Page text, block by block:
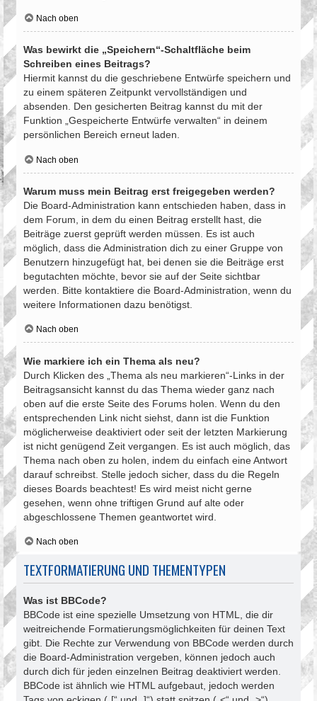
Nach oben
Was bewirkt die „Speichern“-Schaltfläche beim
Schreiben eines Beitrags?
Hiermit kannst du die geschriebene Entwürfe speichern und
zu einem späteren Zeitpunkt vervollständigen und
absenden. Den gesicherten Beitrag kannst du mit der
Funktion „Gespeicherte Entwürfe verwalten“ in deinem
persönlichen Bereich erneut laden.
Nach oben
Warum muss mein Beitrag erst freigegeben werden?
Die Board-Administration kann entschieden haben, dass in
dem Forum, in dem du einen Beitrag erstellt hast, die
Beiträge zuerst geprüft werden müssen. Es ist auch
möglich, dass die Administration dich zu einer Gruppe von
Benutzern hinzugefügt hat, bei denen sie die Beiträge erst
begutachten möchte, bevor sie auf der Seite sichtbar
werden. Bitte kontaktiere die Board-Administration, wenn du
weitere Informationen dazu benötigst.
Nach oben
Wie markiere ich ein Thema als neu?
Durch Klicken des „Thema als neu markieren“-Links in der
Beitragsansicht kannst du das Thema wieder ganz nach
oben auf die erste Seite des Forums holen. Wenn du den
entsprechenden Link nicht siehst, dann ist die Funktion
möglicherweise deaktiviert oder seit der letzten Markierung
ist nicht genügend Zeit vergangen. Es ist auch möglich, das
Thema nach oben zu holen, indem du einfach eine Antwort
darauf schreibst. Stelle jedoch sicher, dass du die Regeln
dieses Boards beachtest! Es wird meist nicht gerne
gesehen, wenn ohne triftigen Grund auf alte oder
abgeschlossene Themen geantwortet wird.
Nach oben
TEXTFORMATIERUNG UND THEMENTYPEN
Was ist BBCode?
BBCode ist eine spezielle Umsetzung von HTML, die dir
weitreichende Formatierungsmöglichkeiten für deinen Text
gibt. Die Rechte zur Verwendung von BBCode werden durch
die Board-Administration vergeben, können jedoch auch
durch dich für jeden einzelnen Beitrag deaktiviert werden.
BBCode ist ähnlich wie HTML aufgebaut, jedoch werden